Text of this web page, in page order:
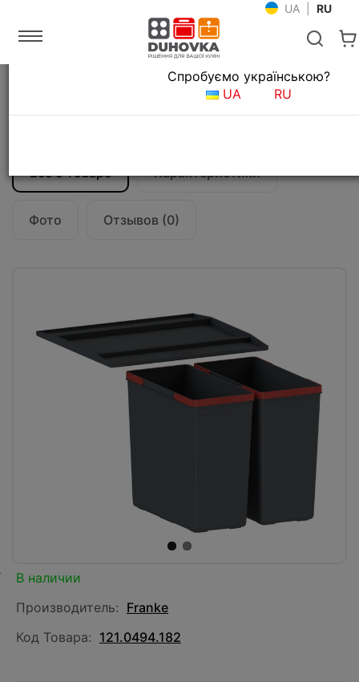
UA RU
Аксессуары для кухни
Сортер Franke 450-2-0 EasySort
Все о товаре Характеристики
Фото Отзывов (0)
Язык магазина
Спробуємо українською?
UA
RU
В наличии
Производитель: Franke
Код Товара: 121.0494.182